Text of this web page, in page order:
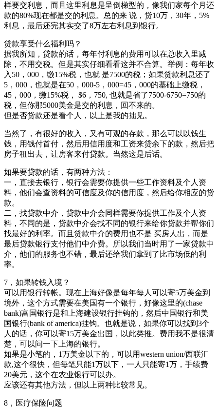
样要交利息，而且这里利息是呈倒梯型的，像我们家每个月还
款的80%现在都是交的利息。总的来 说，贷10万，30年，5%
利息，最后还完其实交了8万左右利息到银行。
贷款享受什么福利吗？
据我所知，贷款的话，每年付利息的费用可以在总收入里减
除，不用交税。但是其实仔细看看这并不合算。举例：每年收
入50，000，缴15%税，也就 是7500的税；如果贷款利息还了
5，000，也就是在50，000-5，000=45，000的基础上缴税，
45，000，缴15%税， $6，750, 也就是省了7500-6750=750的
税，但你那5000美金是交的利息，回不来的。
但是否贷款还是看个人，以上是我的拙见。
当然了，有很好的收入，又有可观的存款，那么可以以钱生
钱，用钱付首付，然后用信用度和工资来贷余下的款，然后把
房子租出去，让房客来付贷款。当然这是后话。
如果要贷款的话，有两种方法：
一，直接去银行，银行会需要你提供一些工作资料及个人资
料，他们会查资料的可信度及你的信用度，然后给你相应的贷
款。
二，找贷款中介，贷款中介会同样需要你提供工作及个人资
料，不同的是，贷款中介会找不同的银行来给你贷款并帮你们
找最好的利率。而且贷款中介的费用也不是 买房人出，而是
最后贷款银行支付他们中介费。所以我们当时用了一家贷款中
介，他们的服务也不错，最后还给我们拿到了比市场低的利
率。
7，如果转钱入境？
可以用银行转帐。现在上海好像是每年每人可以寄5万美金到
境外，这个方式需要在美国有一个银行，好像这里的(chase
bank)富国银行是和上海建设银行挂钩的，然后中国银行和美
国银行(bank of america)挂钩。也就是说，如果你可以找到3个
人的话，你可以寄15万美金出国，以此类推。费用我不是很清
楚，可以问一下上海的银行。
如果是小笔的，1万美金以下的，可以用western union/西联汇
款,这个很快，但每笔只能1万以下，一人只能寄1万，手续费
20美元，这个在农业银行可以办。
应该还有其他方法，但以上两种比较常见。
8，医疗保险问题